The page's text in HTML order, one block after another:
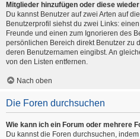
Mitglieder hinzufügen oder diese
Du kannst Benutzer auf zwei Arten auf
Benutzerprofil siehst du zwei Links:
Freunde und einen zum Ignorieren des
persönlichen Bereich direkt Benutzer zu
deren Benutzernamen eingibst. An
von den Listen entfernen.
Nach oben
Die Foren durchsuchen
Wie kann ich ein Forum oder mehrere
Du kannst die Foren durchsuchen,